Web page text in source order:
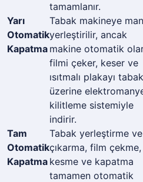
tamamlanır.
Yarı
Otomatik
Kapatma
Tabak makineye
yerleştirilir, ancak
makine otomatik
filmi çeker, keser ve
ısıtmalı plakayı tabak
üzerine
kilitleme sistemiyle
indirir.
Tam
Otomatik
Kapatma
Tabak yerleştirme ve
çıkarma, film çekme,
kesme ve kapatma
tamamen otomatik